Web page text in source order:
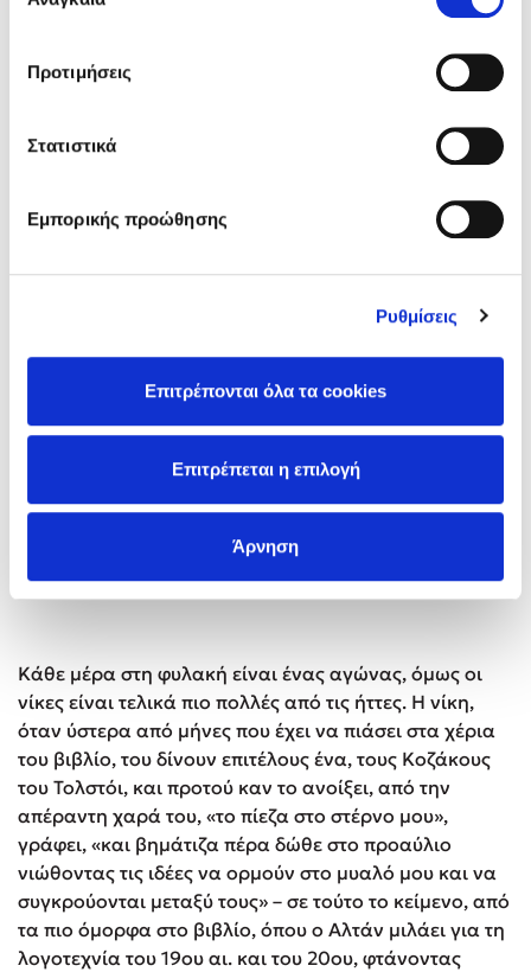
την ιστοσελίδα μας, συναινείτε στη χρήση των cookies
Προτιμήσεις
Στατιστικά
Εμπορικής προώθησης
Ρυθμίσεις
Επιτρέπονται όλα τα cookies
Επιτρέπεται η επιλογή
Άρνηση
Χειρόγραφο του Αχμέτ Αλτάν μέσα από τη φυλακή.
Κάθε μέρα στη φυλακή είναι ένας αγώνας, όμως οι
νίκες είναι τελικά πιο πολλές από τις ήττες. Η νίκη,
όταν ύστερα από μήνες που έχει να πιάσει στα χέρια
του βιβλίο, του δίνουν επιτέλους ένα, τους Κοζάκους
του Τολστόι, και προτού καν το ανοίξει, από την
απέραντη χαρά του, «το πίεζα στο στέρνο μου»,
γράφει, «και βημάτιζα πέρα δώθε στο προαύλιο
νιώθοντας τις ιδέες να ορμούν στο μυαλό μου και να
συγκρούονται μεταξύ τους» – σε τούτο το κείμενο, από
τα πιο όμορφα στο βιβλίο, όπου ο Αλτάν μιλάει για τη
λογοτεχνία του 19ου αι. και του 20ου, φτάνοντας